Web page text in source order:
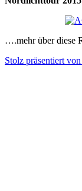
….mehr über diese
Stolz präsentiert